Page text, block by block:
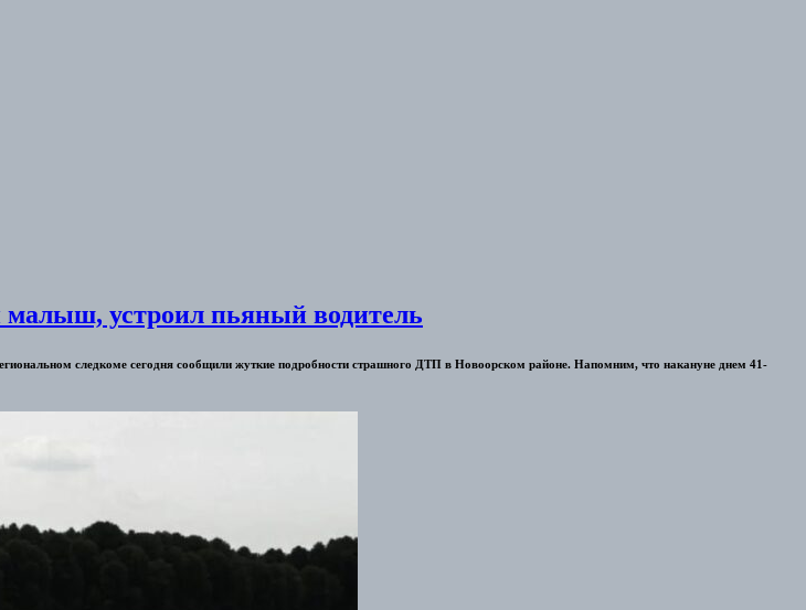
малыш, устроил пьяный водитель
следкоме сегодня сообщили жуткие подробности страшного ДТП в Новоорском районе. Напомним, что накануне днем 41-